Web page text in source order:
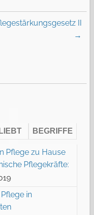
II
→
BEGRIFFE
Pflege zu Hause
Pflegekräfte:
in